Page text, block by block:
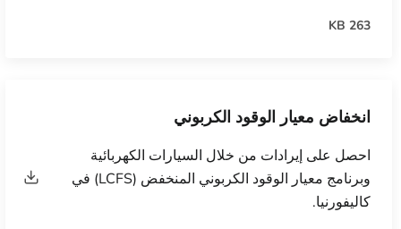
263 KB
انخفاض معيار الوقود الكربوني
احصل على إيرادات من خلال السيارات الكهربائية
وبرنامج معيار الوقود الكربوني المنخفض (LCFS) في
كاليفورنيا.